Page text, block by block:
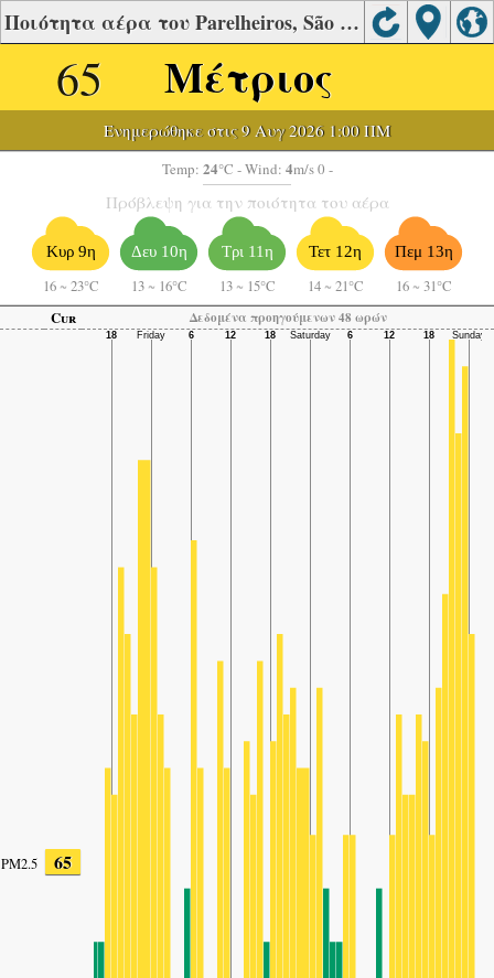
Ποιότητα αέρα του Parelheiros, São Paulo
65 Μέτριος
Ενημερώθηκε στις 9 Αυγ 2026 1:00 ΠΜ
Temp: 24°C - Wind: 4m/s 0 -
Πρόβλεψη για την ποιότητα του αέρα
Κυρ 9η
16 ~ 23°C
Δευ 10η
13 ~ 16°C
Τρι 11η
13 ~ 15°C
Τετ 12η
14 ~ 21°C
Πεμ 13η
16 ~ 31°C
Cur
Δεδομένα προηγούμενων 48 ωρών
PM2.5 65